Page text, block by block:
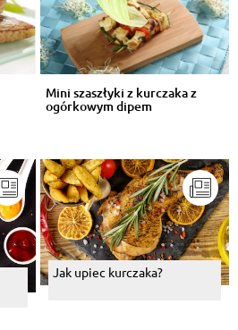
Mini szaszłyki z kurczaka z
ogórkowym dipem
Jak upiec kurczaka?